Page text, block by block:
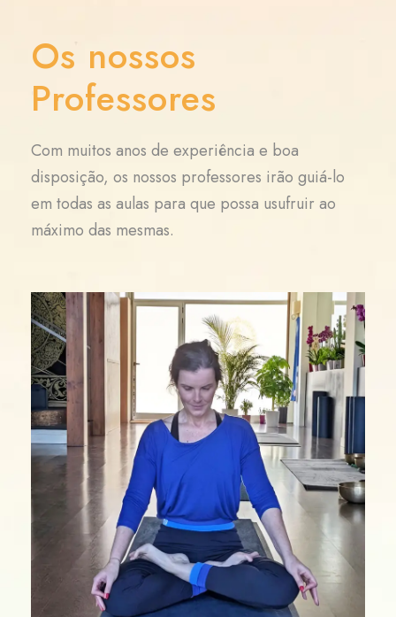
Os nossos
Professores
Com muitos anos de experiência e boa
disposição, os nossos professores irão guiá-lo
em todas as aulas para que possa usufruir ao
máximo das mesmas.